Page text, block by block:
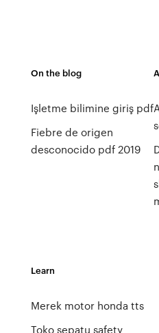
On the blog
Işletme bilimine giriş pdf
Fiebre de origen
desconocido pdf 2019
Learn
Merek motor honda tts
Toko sepatu safety